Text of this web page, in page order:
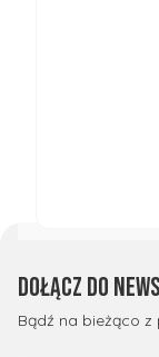
Dołącz do
Bądź na bieżąco